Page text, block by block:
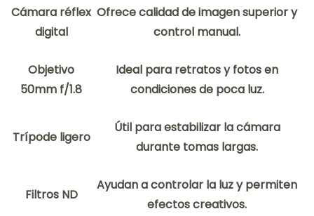
Cámara réflex
digital
Ofrece calidad de imagen superior y
control manual.
Objetivo
50mm f/1.8
Ideal para retratos y fotos en
condiciones de poca luz.
Trípode ligero
Útil para estabilizar la cámara
durante tomas largas.
Filtros ND
Ayudan a controlar la luz y permiten
efectos creativos.